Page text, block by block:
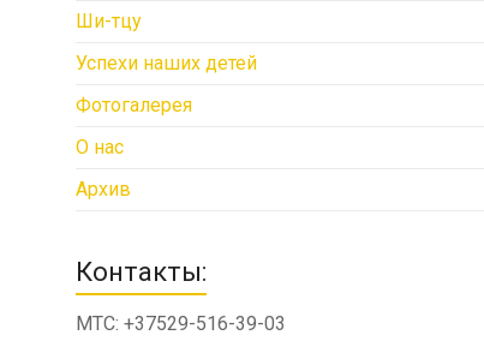
Ши-тцу
Успехи наших детей
Фотогалерея
О нас
Архив
Контакты:
МТС: +37529-516-39-03